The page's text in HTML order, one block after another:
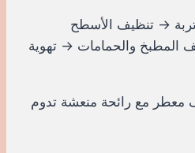
→ تنظيف الأسطح
المطبخ والحمامات → تهوية
معطر مع رائحة منعشة تدوم